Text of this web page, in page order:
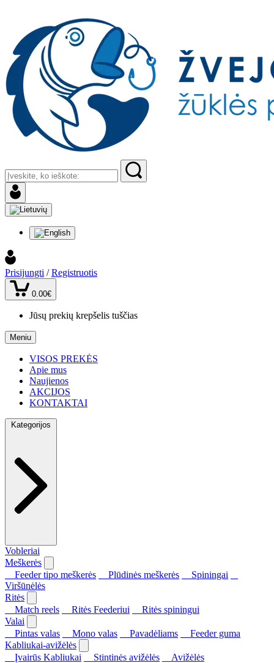
Prisijungti / Registruotis
0.00€
Jūsų prekių krepšelis tuščias
Meniu
VISOS PREKĖS
Apie mus
Naujienos
AKCIJOS
KONTAKTAI
Kategorijos
Vobleriai
Meškerės
Feeder tipo meškerės
Plūdinės meškerės
Spiningai
Viršūnėlės
Ritės
Match reels
Ritės Feederiui
Ritės spiningui
Valai
Pintas valas
Mono valas Pavadėliams
Feeder guma
Kabliukai-avižėlės
Įvairūs Kabliukai
Stintinės avižėlės
Avižėlės